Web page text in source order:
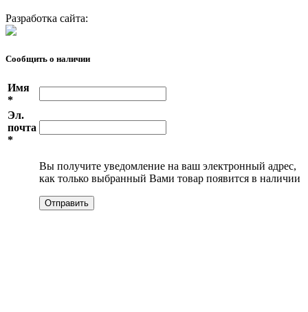
Разработка сайта:
Сообщить о наличии
Имя
*
Эл.
почта
*
Вы получите уведомление на ваш электронный адрес,
как только выбранный Вами товар появится в наличии